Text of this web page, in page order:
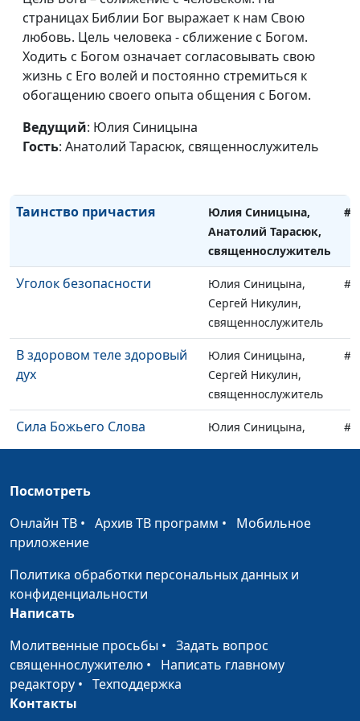
страницах Библии Бог выражает к нам Свою
любовь. Цель человека - сближение с Богом.
Ходить с Богом означает согласовывать свою
жизнь с Его волей и постоянно стремиться к
обогащению своего опыта общения с Богом.
Ведущий: Юлия Синицына
Гость: Анатолий Тарасюк, священнослужитель
мужчина?
Анатолий Тарасюк,
священнослужитель
Наследство по завещанию
Анатолий Тарасюк,
священнослужитель
Из соперников в союзники
Юлия Синицына,
Анатолий Тарасюк,
Таинство причастия
Юлия Синицына,
Анатолий Тарасюк,
священнослужитель
Уголок безопасности
Юлия Синицына,
Сергей Никулин,
священнослужитель
В здоровом теле здоровый
дух
Юлия Синицына,
Сергей Никулин,
священнослужитель
Сила Божьего Слова
Юлия Синицына,
Сергей Никулин,
Смертельный вирус
Сергей Никулин,
Как избавиться от
беспокойства?
Юлия Синицына,
Библейская анатомия. Ноги
человека
Юлия Синицына,
Андрей Довгель,
Посмотреть
Онлайн ТВ • Архив ТВ программ • Мобильное
приложение
Политика обработки персональных данных и
конфиденциальности
Написать
Молитвенные просьбы • Задать вопрос
священнослужителю • Написать главному
редактору • Техподдержка
Контакты